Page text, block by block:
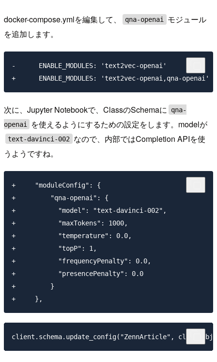
docker-compose.ymlを編集して、 qna-openai
モジュール
を追加します。
-      ENABLE_MODULES: 'text2vec-openai'
次に、Jupyter Notebookで、ClassのSchemaに
qna-
openai
を使えるようにするための設定をします。modelが
text-davinci-002
なので、内部ではCompletion APIを使
うようですね。
+     "moduleConfig": {
+         "qna-openai": {
+           "model": "text-davinci-002",
+           "maxTokens": 1000,
+           "temperature": 0.0,
+           "topP": 1,
+           "frequencyPenalty": 0.0,
+           "presencePenalty": 0.0
+         }